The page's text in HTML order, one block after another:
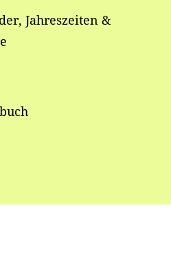
Jahreszeiten &